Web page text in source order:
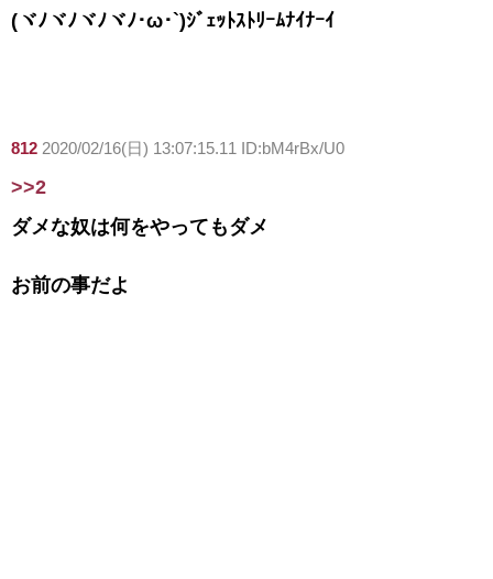
(ヾﾉヾﾉヾﾉヾﾉ･ω･`)ｼﾞｪｯﾄｽﾄﾘｰﾑﾅｲﾅｰｲ
812 2020/02/16(日) 13:07:15.11 ID:bM4rBx/U0
>>2
ダメな奴は何をやってもダメ
お前の事だよ